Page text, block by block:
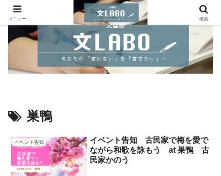
巣鴨
イベント告知
イベント告知 古民家で梅を愛で
ながら和歌を詠もう at 巣鴨 古
民家かのう
メニュー 検索